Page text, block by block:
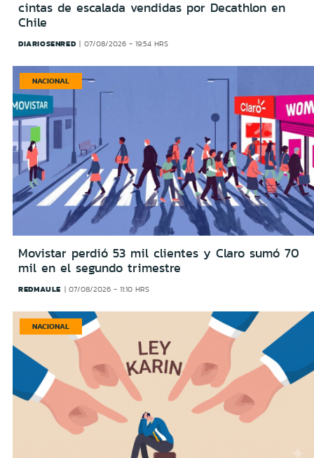
cintas de escalada vendidas por Decathlon en
Chile
DIARIOSENRED 07/08/2026 - 19:54 HRS
NACIONAL
Movistar perdió 53 mil clientes y Claro sumó 70
mil en el segundo trimestre
REDMAULE 07/08/2026 - 11:10 HRS
NACIONAL